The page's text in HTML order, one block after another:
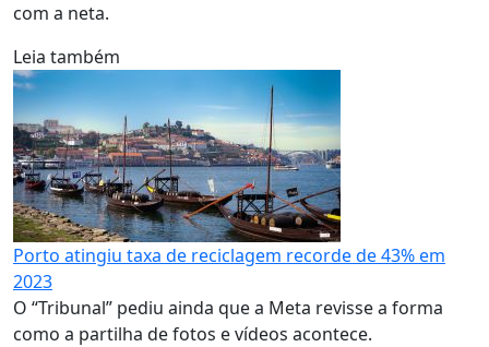
com a neta.
Leia também
Porto atingiu taxa de reciclagem recorde de 43% em
2023
O “Tribunal” pediu ainda que a Meta revisse a forma
como a partilha de fotos e vídeos acontece.